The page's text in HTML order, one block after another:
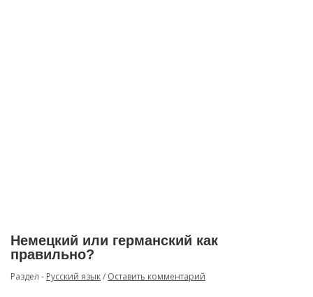
Немецкий или германский как
правильно?
Раздел - Русский язык/ Оставить комментарий